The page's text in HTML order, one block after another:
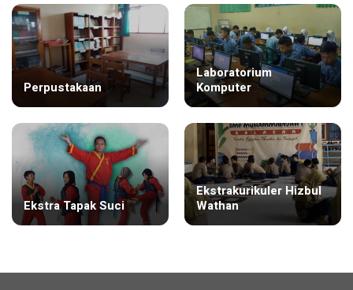
Perpustakaan
Laboratorium
Komputer
Ekstra Tapak Suci
Ekstrakurikuler Hizbul
Wathan